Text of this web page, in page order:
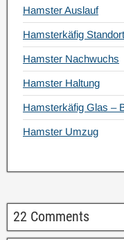
Hamster Auslauf
Hamsterkäfig Standort
Hamster Nachwuchs
Hamster Haltung
Hamsterkäfig Glas –
Hamster Umzug
22 Comments